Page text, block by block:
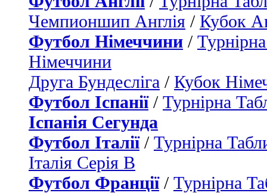
Чемпионшип Англія / Кубок
Футбол Німеччини /
Німеччини
Друга Бундесліга / Кубок
Футбол Іспанії/ Турнірна
Іспанія Сегунда
Футбол Італії/ Турнірна
Італія Серія B
Футбол Франції/ Турнірна